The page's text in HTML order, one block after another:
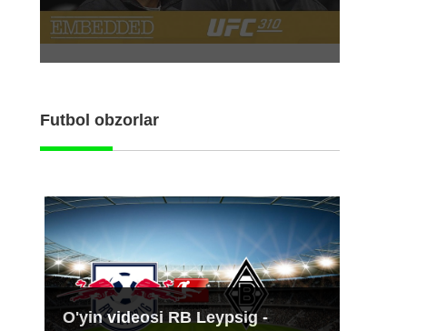
Futbol obzorlar
O'yin videosi RB Leypsig -